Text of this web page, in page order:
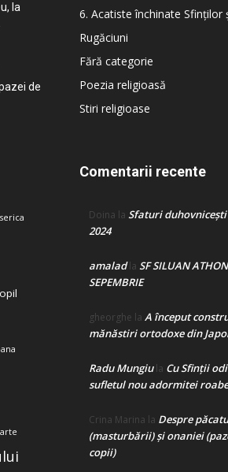
la
de
6. Acatiste închinate Sfinților
Rugăciuni
Fără categorie
Poezia religioasă
Stiri religioase
Comentarii recente
Doina la Sfaturi
2024
amaladla SF SILUAN
SEPEMBRIE
gheorghe la A început
mănăstiri ortodoxe din
Radu Mungiula Cu Sfinții
sufletul nou adormitei
Crina Marina la Despre
(masturbării) şi onaniei
copii)